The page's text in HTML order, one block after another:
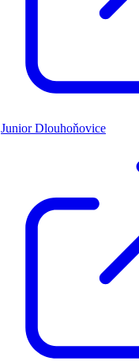
Junior Dlouhoňovice